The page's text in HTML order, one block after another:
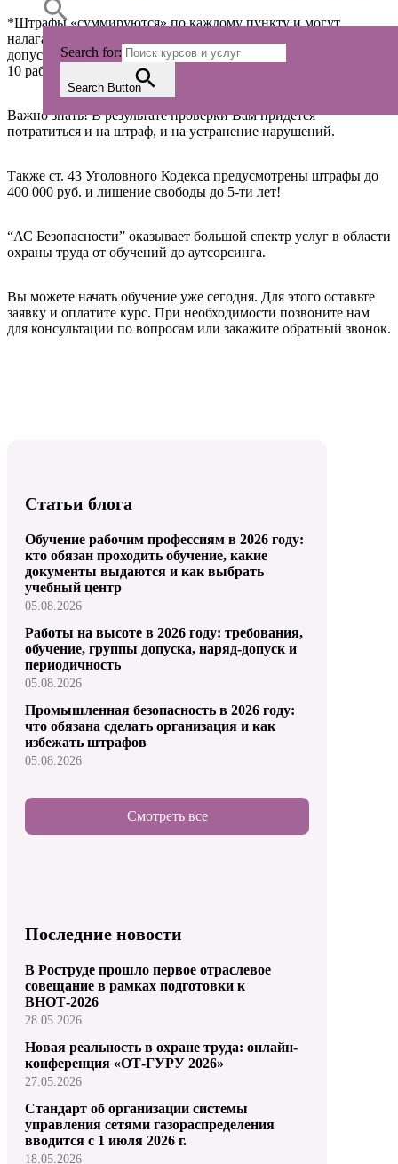
Search for:
Search Button
*Штрафы «суммируются» по каждому пункту и могут
налагаться «за каждого работника»: например, если вы
допустили к работе без медицинских осмотров или обучений
10 работников, размер штрафа может составить 1 300 000 руб.
Важно знать! В результате проверки Вам придется
потратиться и на штраф, и на устранение нарушений.
Также ст. 43 Уголовного Кодекса предусмотрены штрафы до
400 000 руб. и лишение свободы до 5-ти лет!
“АС Безопасности” оказывает большой спектр услуг в области
охраны труда от обучений до аутсорсинга.
Вы можете начать обучение уже сегодня. Для этого оставьте
заявку и оплатите курс. При необходимости позвоните нам
для консультации по вопросам или закажите обратный звонок.
Статьи блога
Обучение рабочим профессиям в 2026 году:
кто обязан проходить обучение, какие
документы выдаются и как выбрать
учебный центр
05.08.2026
Работы на высоте в 2026 году: требования,
обучение, группы допуска, наряд-допуск и
периодичность
05.08.2026
Промышленная безопасность в 2026 году:
что обязана сделать организация и как
избежать штрафов
05.08.2026
Смотреть все
Последние новости
В Роструде прошло первое отраслевое
совещание в рамках подготовки к
ВНОТ-2026
28.05.2026
Новая реальность в охране труда: онлайн-
конференция «ОТ-ГУРУ 2026»
27.05.2026
Стандарт об организации системы
управления сетями газораспределения
вводится с 1 июля 2026 г.
18.05.2026